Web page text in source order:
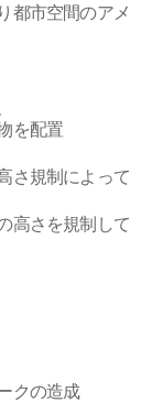
都市空間のアメ
を配置
さ規制によって
高さを規制して
クの造成